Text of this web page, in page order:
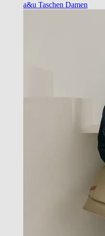
a&u Taschen Damen